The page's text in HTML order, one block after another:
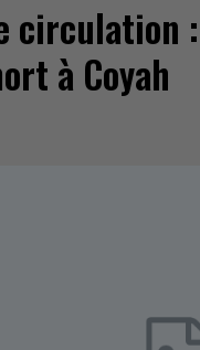
circulation
à Coyah